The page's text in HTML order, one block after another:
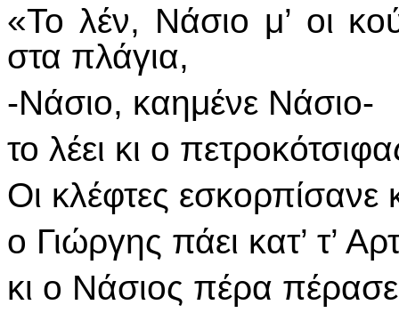
«Το λέν, Νάσιο μ’ οι
στα πλάγια,
-Νάσιο, καημένε Νάσιο-
το λέει κι ο
Οι κλέφτες εσκορπίσανε
ο Γιώργης πάει κατ’ τ’
κι ο Νάσιος πέρα